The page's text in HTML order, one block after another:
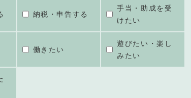
納税・申告する
手当・助成を受
けたい
働きたい
遊びたい・楽し
みたい